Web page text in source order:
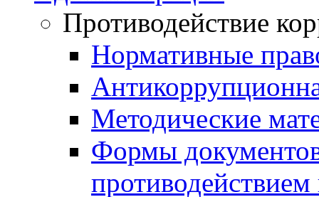
Противодействие
Нормативные
Методические
Формы